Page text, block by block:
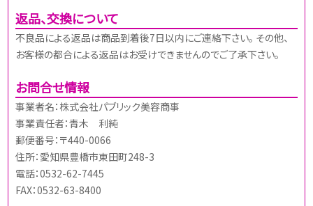
返品、交換について
不良品による返品は商品到着後7日以内にご連絡下さい。 その他、
お客様の都合による返品はお受けできませんのでご了承下さい。
お問合せ情報
事業者名：株式会社パブリック美容商事
事業責任者：青木 利純
郵便番号：〒440-0066
住所：愛知県豊橋市東田町248-3
電話：0532-62-7445
FAX：0532-63-8400